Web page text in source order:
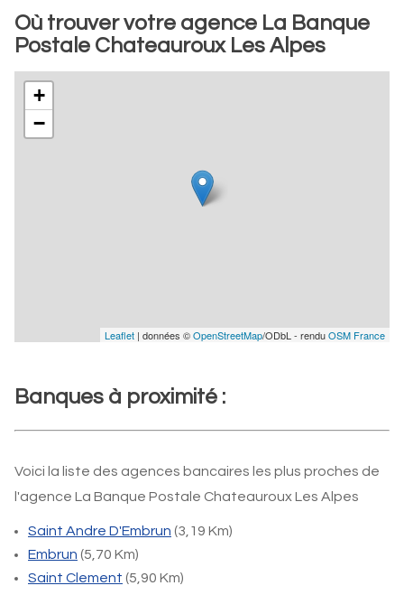
Où trouver votre agence La Banque
Postale Chateauroux Les Alpes
+
−
Leaflet | données ©OpenStreetMap/ODbL - renduOSM France
Banques à proximité :
Voici la liste des agences bancaires les plus proches de
l'agence La Banque Postale Chateauroux Les Alpes
Saint Andre D'Embrun (3,19 Km)
Embrun (5,70 Km)
Saint Clement (5,90 Km)